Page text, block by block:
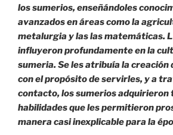
los sumerios, enseñándoles
avanzados en áreas como la
metalurgia y las las matemáticas.
influyeron profundamente en la
sumeria. Se les atribuía la creación
con el propósito de servirles, y a
contacto, los sumerios adquirieron
habilidades que les permitieron
manera casi inexplicable para la